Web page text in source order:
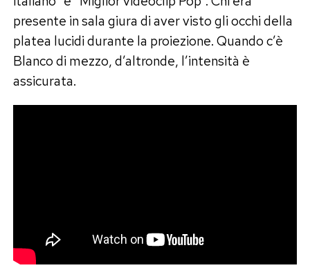
presente in sala giura di aver visto gli occhi della
platea lucidi durante la proiezione. Quando c’è
Blanco di mezzo, d’altronde, l’intensità è
assicurata.